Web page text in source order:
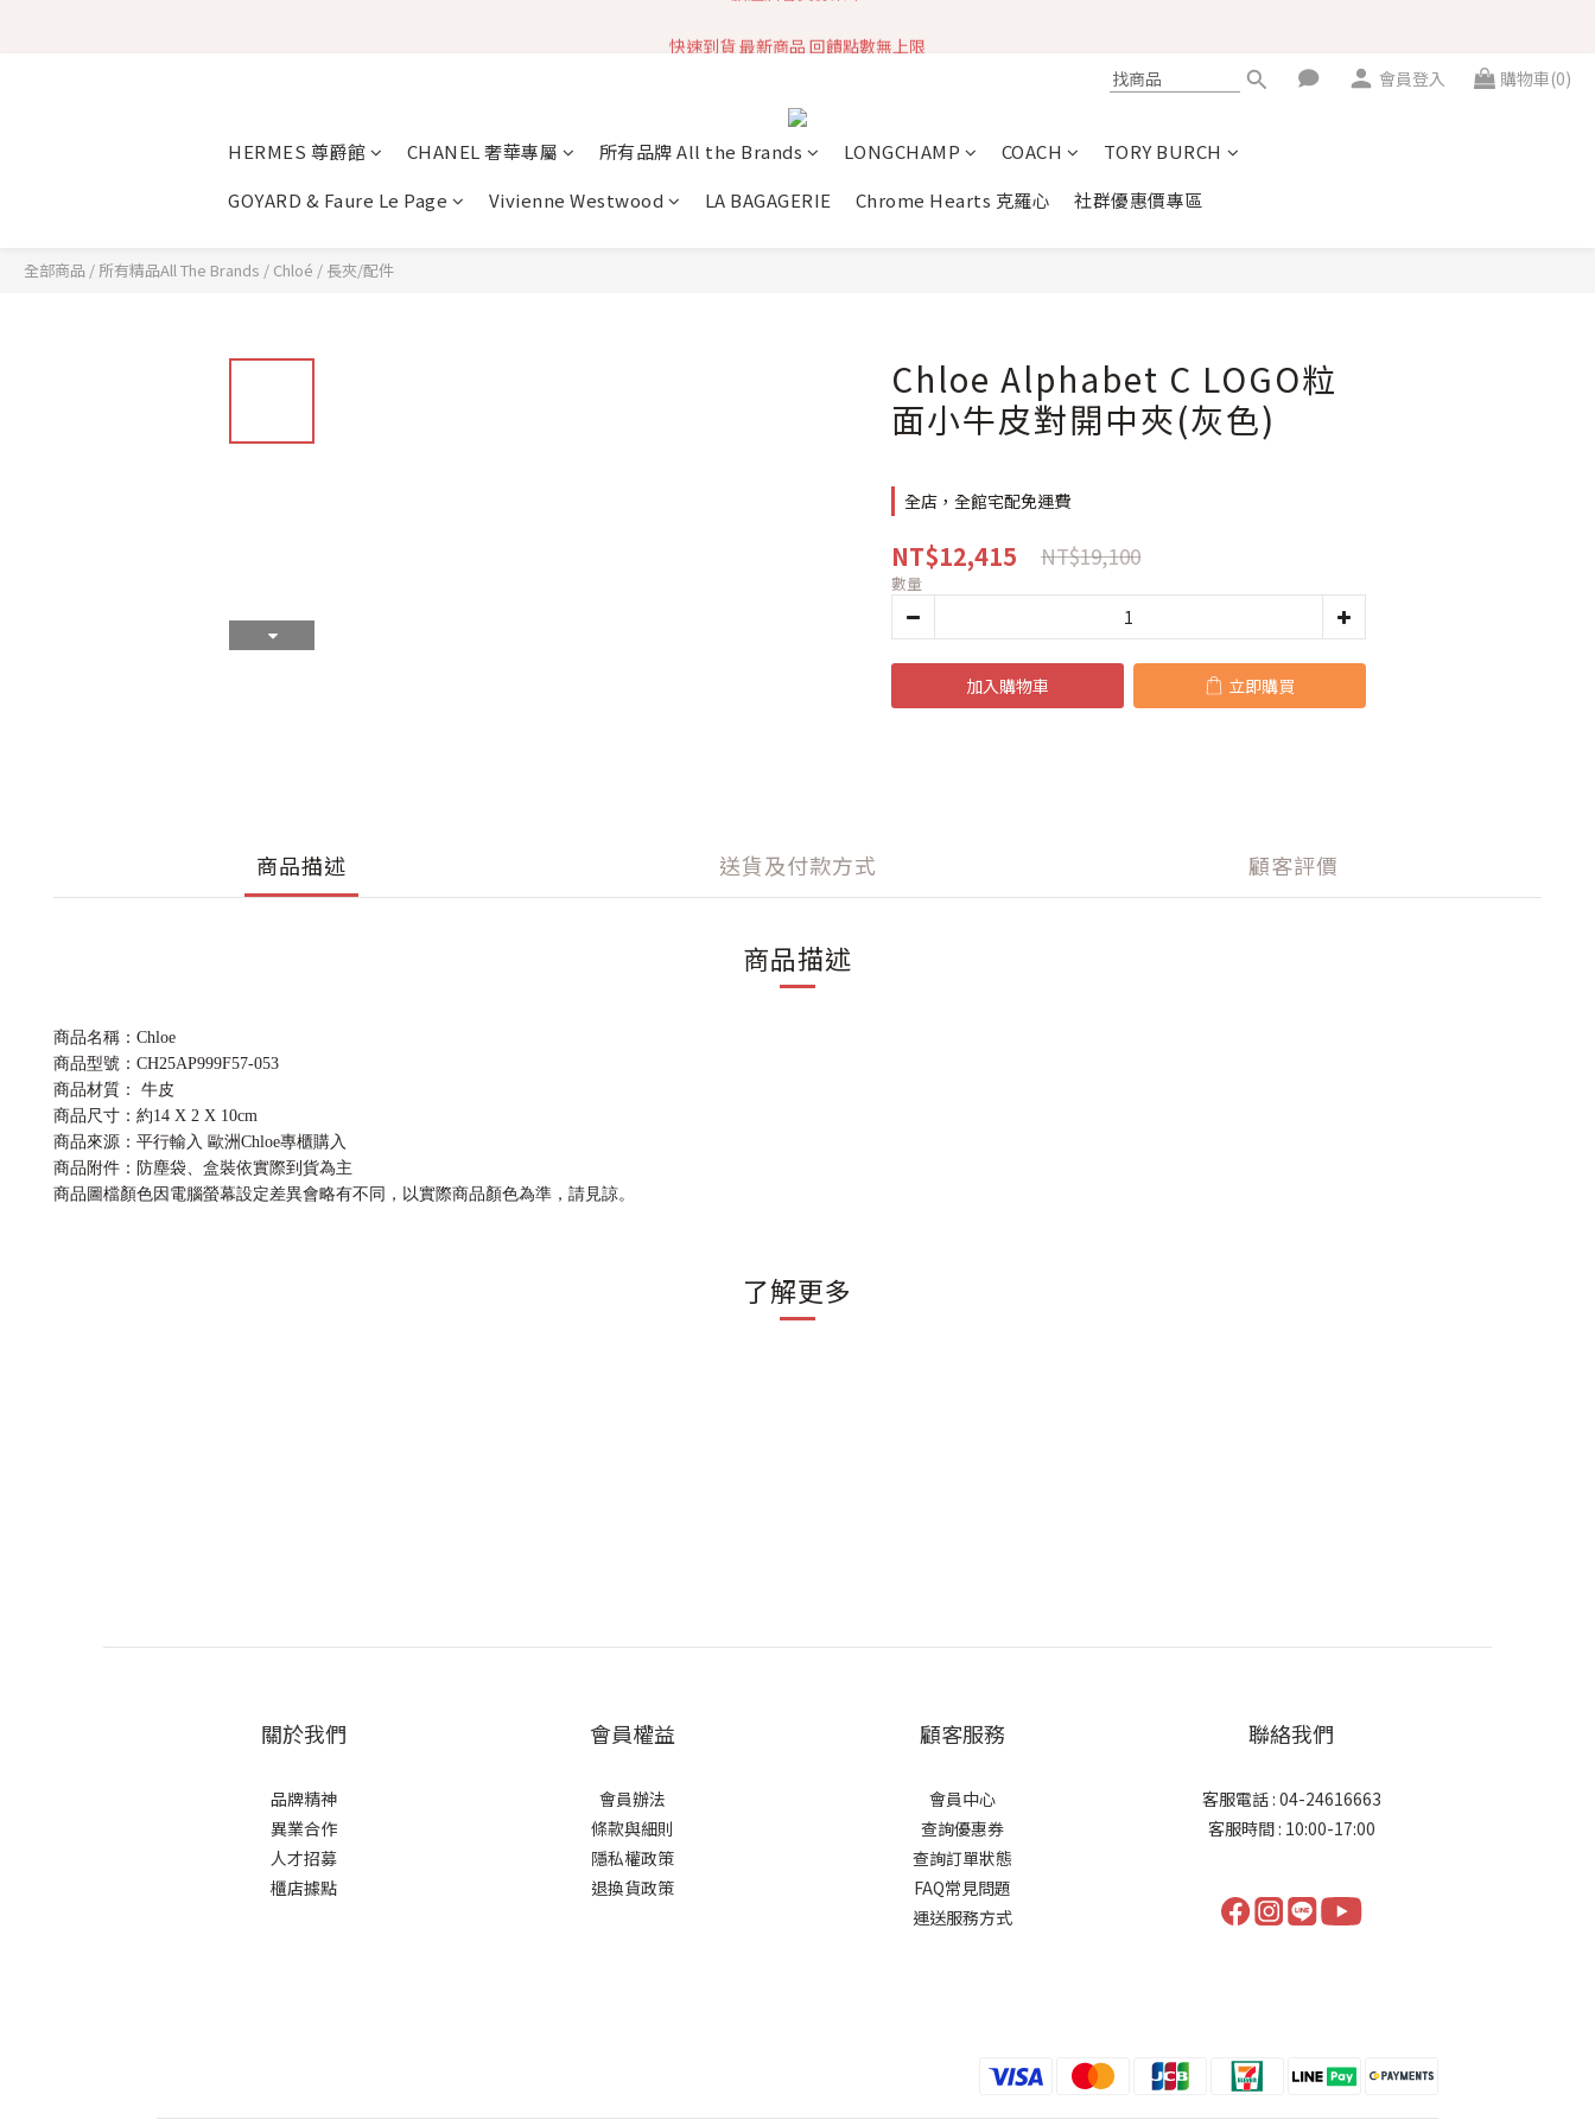
會員登入 購物車(0)
HERMES 尊爵館 CHANEL 奢華專屬 所有品牌 All the Brands LONGCHAMP COACH
TORY BURCH
GOYARD & Faure Le Page
Vivienne Westwood LA BAGAGERIE Chrome Hearts 克羅心 社群優惠價專區
全部商品 / 所有精品All The Brands / Chloé / 長夾/配件
Chloe Alphabet C LOGO粒
面小牛皮對開中夾(灰色)
全店，全館宅配免運費
NT$12,415 NT$19,100
數量
加入購物車 立即購買
商品描述 送貨及付款方式 顧客評價
商品描述
商品名稱：Chloe
商品型號：CH25AP999F57-053
商品材質： 牛皮
商品尺寸：約14 X 2 X 10cm
商品來源：平行輸入 歐洲Chloe專櫃購入
商品附件：防塵袋、盒裝依實際到貨為主
商品圖檔顏色因電腦螢幕設定差異會略有不同，以實際商品顏色為準，請見諒。
了解更多
關於我們
品牌精神
異業合作
人才招募
櫃店據點
會員權益
會員辦法
條款與細則
隱私權政策
退換貨政策
顧客服務
會員中心
查詢優惠券
查詢訂單狀態
FAQ常見問題
運送服務方式
聯絡我們
客服電話 : 04-24616663
客服時間 : 10:00-17:00